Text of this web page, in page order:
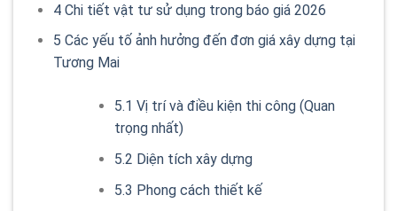
4Chi tiết vật tư sử dụng trong báo giá 2026
5 Các yếu tố ảnh hưởng đến đơn giá xây dựng tại
Tương Mai
5.1 Vị trí và điều kiện thi công (Quan
trọng nhất)
5.2 Diện tích xây dựng
5.3 Phong cách thiết kế